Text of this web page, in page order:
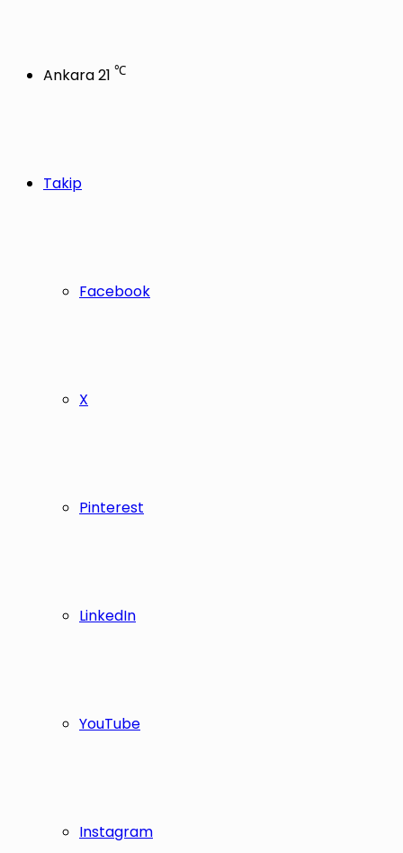
Ankara21 ℃
Takip
Facebook
X
Pinterest
LinkedIn
YouTube
Instagram